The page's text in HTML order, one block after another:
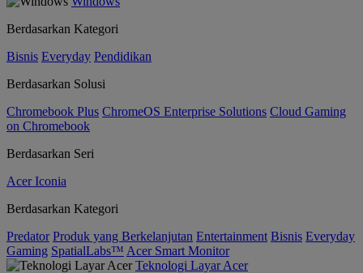
Berdasarkan Kategori
Bisnis Everyday Pendidikan
Berdasarkan Solusi
Chromebook Plus ChromeOS Enterprise Solutions Cloud Gaming
on Chromebook
Berdasarkan Seri
Acer Iconia
Berdasarkan Kategori
Predator Produk yang Berkelanjutan Entertainment Bisnis Everyday
Gaming SpatialLabs™ Acer Smart Monitor
Teknologi Layar Acer